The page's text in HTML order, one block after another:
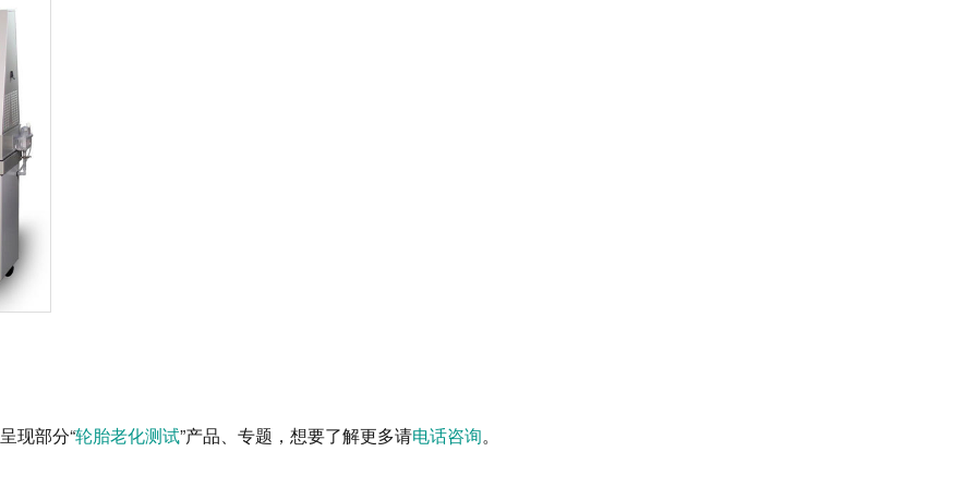
现部分“轮胎老化测试”产品、专题，想要了解更多请电话咨询。